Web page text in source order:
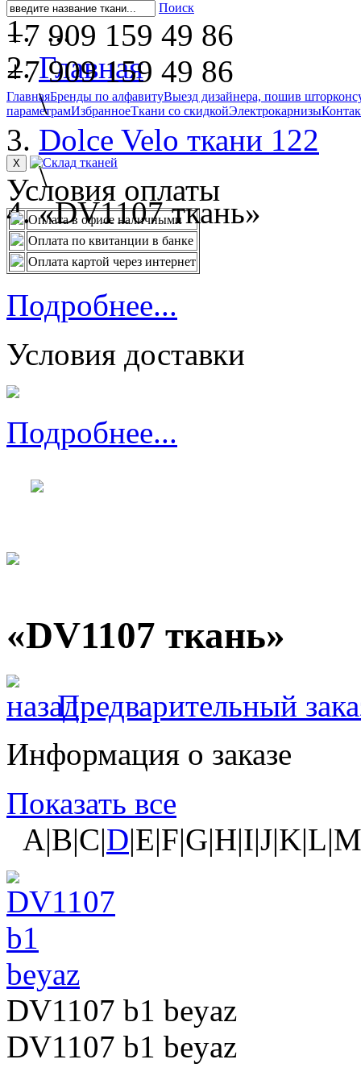
...
Главная
\
Dolce Velo ткани 122
\
«DV1107 ткань»
Поиск
+7 909 159 49 86
+7 909 159 49 86
ГлавнаяБренды по алфавитуВыезд дизайнера, пошив штор
параметрамИзбранноеТкани со скидкойЭлектрокарнизы
X
Условия оплаты
Оплата в офисе наличными
Оплата по квитанции в банке
Оплата картой через интернет
Подробнее...
Условия доставки
Подробнее...
«DV1107 ткань»
Предварительный
Информация о заказе
Показать все
A|B|C|D
DV1107 b1 beyaz
DV1107 b1 beyaz